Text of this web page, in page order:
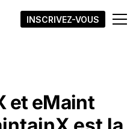
INSCRIVEZ-VOUS
et eMaint